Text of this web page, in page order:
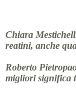
Chiara
reatini, anche
Roberto
migliori significa